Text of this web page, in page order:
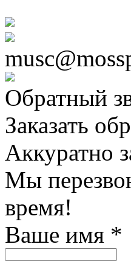
Обратный
Заказать
Аккуратно
Мы
время!
Ваше имя *